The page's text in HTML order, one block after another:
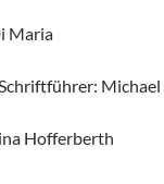
Maria
Hofferberth